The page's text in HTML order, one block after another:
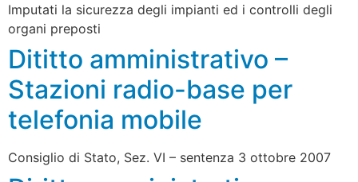
Imputati la sicurezza degli impianti ed i controlli degli
organi preposti
Dititto amministrativo –
Stazioni radio-base per
telefonia mobile
Consiglio di Stato, Sez. VI – sentenza 3 ottobre 2007